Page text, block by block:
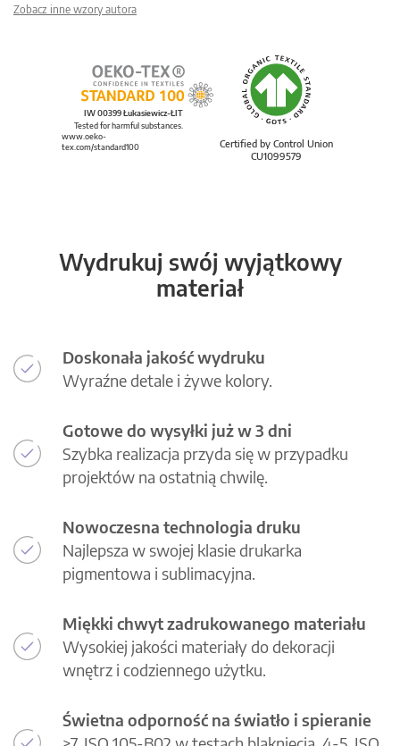
Zobacz inne wzory autora
Certified by Control Union
CU1099579
IW 00399 Łukasiewicz-ŁIT
Tested for harmful substances.
www.oeko-
tex.com/standard100
Wydrukuj swój wyjątkowy
materiał
Doskonała jakość wydruku
Wyraźne detale i żywe kolory.
Gotowe do wysyłki już w 3 dni
Szybka realizacja przyda się w przypadku
projektów na ostatnią chwilę.
Nowoczesna technologia druku
Najlepsza w swojej klasie drukarka
pigmentowa i sublimacyjna.
Miękki chwyt zadrukowanego materiału
Wysokiej jakości materiały do dekoracji
wnętrz i codziennego użytku.
Świetna odporność na światło i spieranie